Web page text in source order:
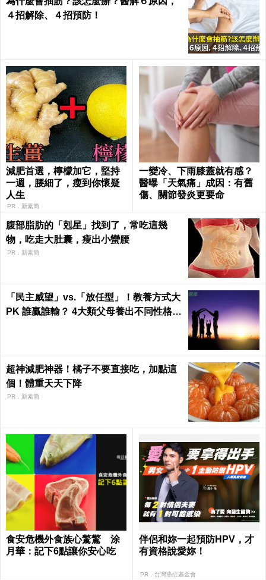
４招解除、４招預防！
減肥首選，檸檬加它，堅持
一週，腰細了，瘦到你懷疑
人生
PR．新素簡
一變冷、下雨膝蓋就有感？
醫曝「天氣痛」成因：有舊
傷、關節發炎更要命
腹部脂肪的「剋星」找到了，常吃這幾
物，吃走大肚囊，瘦出小蠻腰
PR．新素簡
「民主威望」vs.「放任型」！教養方式大
PK 誰贏誰輸？ 4大類父母養出不同性格的
超神減肥神器！橘子不要直接吃，加點這
個！體重天天下降
PR．新素簡
食安危機外食族心驚驚 涂
月華：記下6點讓你安心吃
伴侶和妳一起預防HPV，才
有資格說愛妳！
PR．台灣癌症基金會